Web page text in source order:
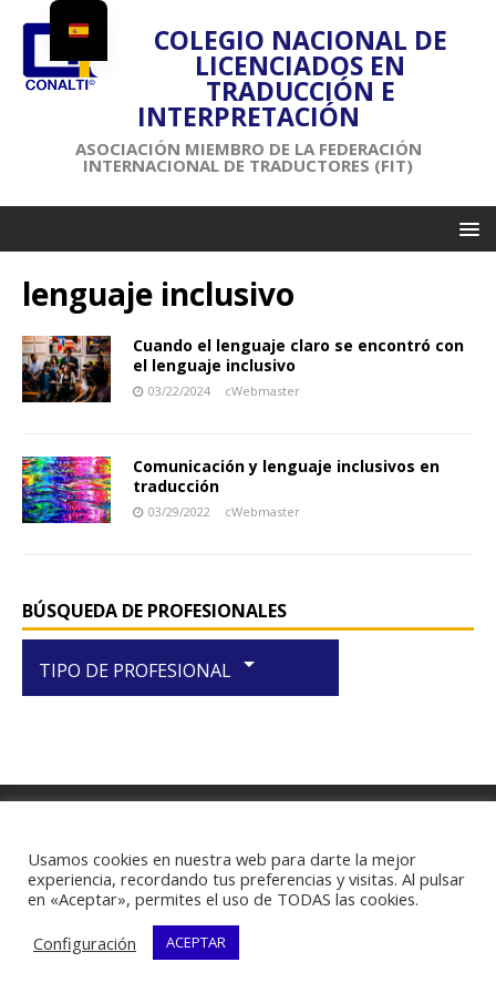
COLEGIO NACIONAL DE
LICENCIADOS EN
TRADUCCIÓN E
INTERPRETACIÓN
ASOCIACIÓN MIEMBRO DE LA FEDERACIÓN
INTERNACIONAL DE TRADUCTORES (FIT)
lenguaje inclusivo
Cuando el lenguaje claro se encontró con
el lenguaje inclusivo
03/22/2024 cWebmaster
Comunicación y lenguaje inclusivos en
traducción
03/29/2022 cWebmaster
BÚSQUEDA DE PROFESIONALES
TIPO DE PROFESIONAL arrow_drop_down
Copyright © 2026 | Plantilla WordPress por
Usamos cookies en nuestra web para darte la mejor
experiencia, recordando tus preferencias y visitas. Al pulsar
en «Aceptar», permites el uso de TODAS las cookies.
Configuración
ACEPTAR